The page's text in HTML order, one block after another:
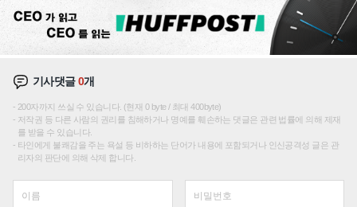
기사댓글0개
200자까지 쓰실 수 있습니다. (현재 0 byte / 최대 400byte)
저작권 등 다른 사람의 권리를 침해하거나 명예를 훼손하는 댓글은 관련 법률에 의해 제재
를 받을 수 있습니다.
타인에게 불쾌감을 주는 욕설 등 비하하는 단어가 내용에 포함되거나 인신공격성 글은 관
리자의 판단에 의해 삭제 합니다.